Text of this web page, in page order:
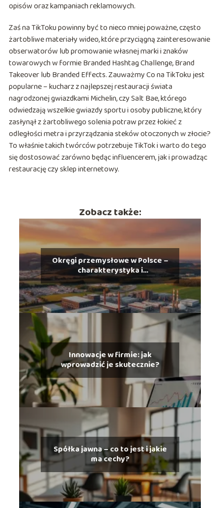
opisów oraz kampaniach reklamowych.
Zaś na TikToku powinny być to nieco mniej poważne, często
żartobliwe materiały wideo, które przyciągną zainteresowanie
obserwatorów lub promowanie własnej marki i znaków
towarowych w formie Branded Hashtag Challenge, Brand
Takeover lub Branded Effects. Zauważmy Co na TikToku jest
popularne – kucharz z najlepszej restauracji świata
nagrodzonej gwiazdkami Michelin, czy Salt Bae, którego
odwiedzają wszelkie gwiazdy sportu i osoby publiczne, który
zasłynął z żartobliwego solenia potraw przez łokieć z
odległości metra i przyrządzania steków otoczonych w złocie?
To właśnie takich twórców potrzebuje TikTok i warto do tego
się dostosować zarówno będąc influencerem, jak i prowadząc
restaurację czy sklep internetowy.
Zobacz także:
Okręgi przemysłowe w Polsce –
charakterystyka i
rozmieszczenie
Innowacje w firmie: jak
wprowadzić je skutecznie?
Spółka jawna – co to jest i jakie
ma cechy?